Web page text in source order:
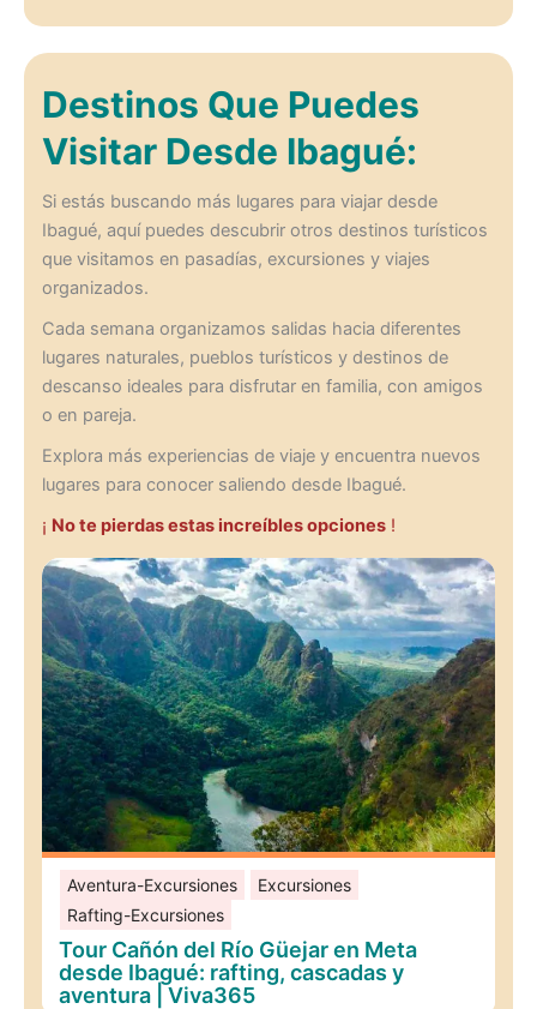
Destinos Que Puedes
Visitar Desde Ibagué:
Si estás buscando más lugares para viajar desde
Ibagué, aquí puedes descubrir otros destinos turísticos
que visitamos en pasadías, excursiones y viajes
organizados.
Cada semana organizamos salidas hacia diferentes
lugares naturales, pueblos turísticos y destinos de
descanso ideales para disfrutar en familia, con amigos
o en pareja.
Explora más experiencias de viaje y encuentra nuevos
lugares para conocer saliendo desde Ibagué.
¡ No te pierdas estas increíbles opciones!
Aventura-Excursiones
Excursiones
Rafting-Excursiones
Tour Cañón del Río Güejar en Meta
desde Ibagué: rafting, cascadas y
aventura | Viva365